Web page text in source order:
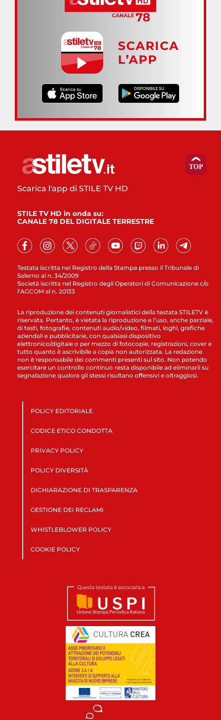
SCARICA
L’APP
Testata iscritta nel Registro della Stampa presso il Tribunale di
Salerno al n. 34/2009
Società iscritta nel Registro degli Operatori di Comunicazione c/o
l’AGCOM al n. 20133
Scarica l'app di STILE TV HD
STILE TV HD in onda su:
CANALE 78 DEL DIGITALE TERRESTRE
La riproduzione dei contenuti giornalistici della testata STILETV è
riservata. Pertanto, è vietata la riproduzione e l’uso, anche parziale,
di testi, fotografie, contenuti audio/video, filmati, loghi, grafiche
aziendali e pubblicitarie, con qualsiasi dispositivo
elettronico/digitale o per mezzo di fotocopie, registrazioni, cover e
tutto quanto è ascrivibile a copia non autorizzata. La redazione
non è responsabile dei commenti presenti sul sito. Non potendo
esercitare un controllo continuo resta disponibile ad eliminarli su
segnalazione qualora gli stessi risultano offensivi e oltraggiosi.
POLICY EDITORIALE
CODICE ETICO CONDOTTA
PRIVACY POLICY
POLICY DIVERSITÀ
DICHIARAZIONE DI TRASPARENZA
GESTIONE DEI RECLAMI
WHISTLEBLOWER POLICY
COOKIE POLICY